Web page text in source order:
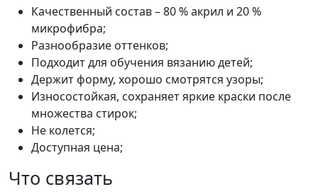
Качественный состав – 80 % акрил и 20 %
микрофибра;
Разнообразие оттенков;
Подходит для обучения вязанию детей;
Держит форму, хорошо смотрятся узоры;
Износостойкая, сохраняет яркие краски после
множества стирок;
Не колется;
Доступная цена;
Что связать